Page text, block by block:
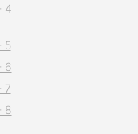
4
5
6
7
8